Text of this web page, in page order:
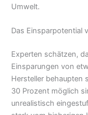
Umwelt.
Das Einsparpotential
Experten schätzen,
Einsparungen von
Hersteller behaupten
30 Prozent möglich
unrealistisch